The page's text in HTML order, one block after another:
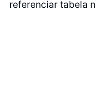
referenciar tabela